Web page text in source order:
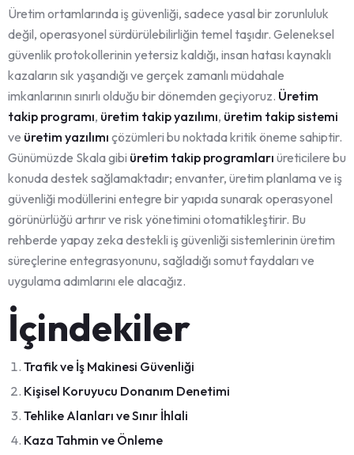
Üretim ortamlarında iş güvenliği, sadece yasal bir zorunluluk
değil, operasyonel sürdürülebilirliğin temel taşıdır. Geleneksel
güvenlik protokollerinin yetersiz kaldığı, insan hatası kaynaklı
kazaların sık yaşandığı ve gerçek zamanlı müdahale
imkanlarının sınırlı olduğu bir dönemden geçiyoruz. Üretim
takip programı, üretim takip yazılımı, üretim takip sistemi
ve üretim yazılımı çözümleri bu noktada kritik öneme sahiptir.
Günümüzde Skala gibi üretim takip programları üreticilere bu
konuda destek sağlamaktadır; envanter, üretim planlama ve iş
güvenliği modüllerini entegre bir yapıda sunarak operasyonel
görünürlüğü artırır ve risk yönetimini otomatikleştirir. Bu
rehberde yapay zeka destekli iş güvenliği sistemlerinin üretim
süreçlerine entegrasyonunu, sağladığı somut faydaları ve
uygulama adımlarını ele alacağız.
İçindekiler
Trafik ve İş Makinesi Güvenliği
Kişisel Koruyucu Donanım Denetimi
Tehlike Alanları ve Sınır İhlali
Kaza Tahmin ve Önleme